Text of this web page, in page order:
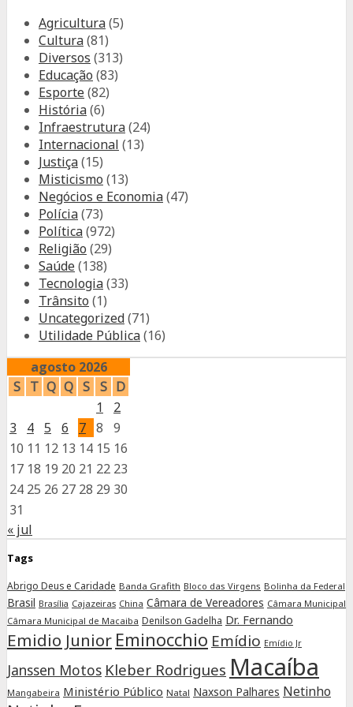
Agricultura(5)
Cultura(81)
Diversos (313)
Educação (83)
Esporte(82)
História(6)
Infraestrutura(24)
Internacional (13)
Justiça(15)
Misticismo (13)
Negócios e Economia(47)
Polícia(73)
Política(972)
Religião (29)
Saúde(138)
Tecnologia(33)
Trânsito (1)
Uncategorized(71)
Utilidade Pública(16)
agosto 2026
S
T Q Q S S D
1
2
3
4 5 6 7 8
9
10 11 12 13 14 15 16
17 18 19 20 21 22 23
24 25 26 27 28 29 30
31
« jul
Tags
Abrigo Deus e Caridade Banda Grafith Bloco das Virgens Bolinha da Federal
Brasil Brasília Cajazeiras China Câmara de Vereadores Câmara Municipal
Câmara Municipal de Macaiba Denilson Gadelha Dr. Fernando
Emidio Junior Eminocchio Emídio Emídio Jr
Janssen Motos Kleber Rodrigues Macaíba
Mangabeira Ministério Público Natal Naxson Palhares Netinho